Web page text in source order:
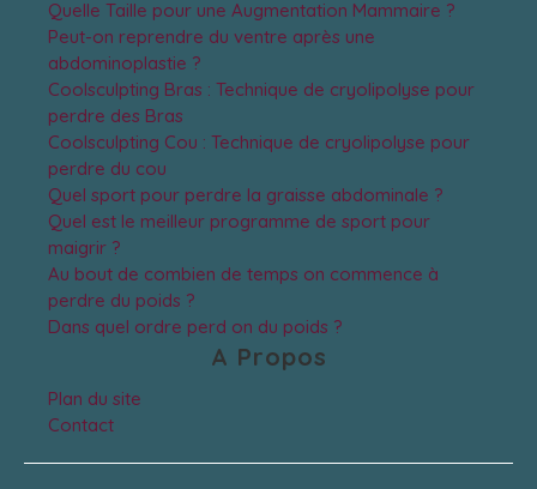
Quelle Taille pour une Augmentation Mammaire ?
Peut-on reprendre du ventre après une
abdominoplastie ?
Coolsculpting Bras : Technique de cryolipolyse pour
perdre des Bras
Coolsculpting Cou : Technique de cryolipolyse pour
perdre du cou
Quel sport pour perdre la graisse abdominale ?
Quel est le meilleur programme de sport pour
maigrir ?
Au bout de combien de temps on commence à
perdre du poids ?
Dans quel ordre perd on du poids ?
A Propos
Plan du site
Contact